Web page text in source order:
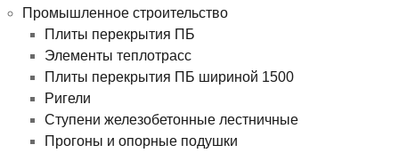
Промышленное строительство
Плиты перекрытия ПБ
Элементы теплотрасс
Плиты перекрытия ПБ шириной 1500
Ригели
Ступени железобетонные лестничные
Прогоны и опорные подушки